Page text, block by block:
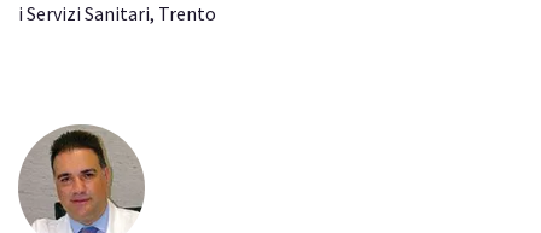
i Servizi Sanitari, Trento